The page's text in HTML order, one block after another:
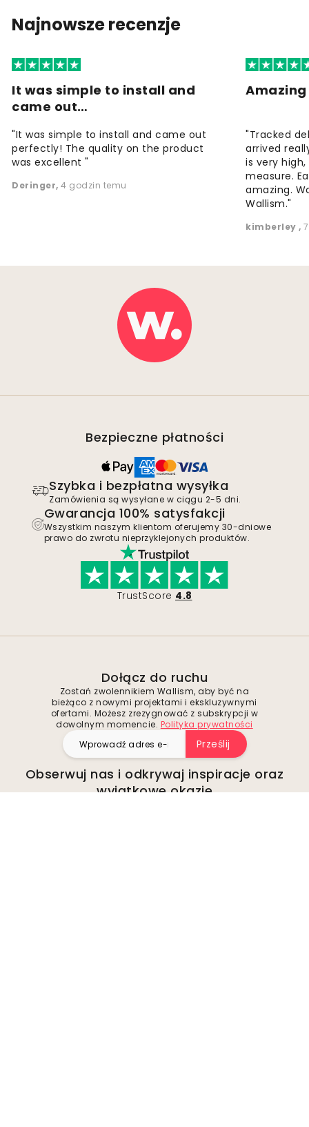
Najnowsze recenzje
It was simple to install and
came out…
"It was simple to install and came out
perfectly! The quality on the product
was excellent "
Deringer, 4 godzin temu
"Tracked
arrived
is very
measure.
amazing.
Wallism."
kimberley,
Bezpieczne płatności
Szybka i bezpłatna wysyłka
Zamówienia są wysyłane w ciągu 2-5 dni.
Gwarancja 100% satysfakcji
Wszystkim naszym klientom oferujemy 30-dniowe
prawo do zwrotu nieprzyklejonych produktów.
TrustScore 4.8
Dołącz do ruchu
Zostań zwolennikiem Wallism, aby być na
bieżąco z nowymi projektami i ekskluzywnymi
ofertami. Możesz zrezygnować z subskrypcji w
dowolnym momencie. Polityka prywatności
Prześlij
Obserwuj nas i odkrywaj inspiracje oraz
wyjątkowe okazje